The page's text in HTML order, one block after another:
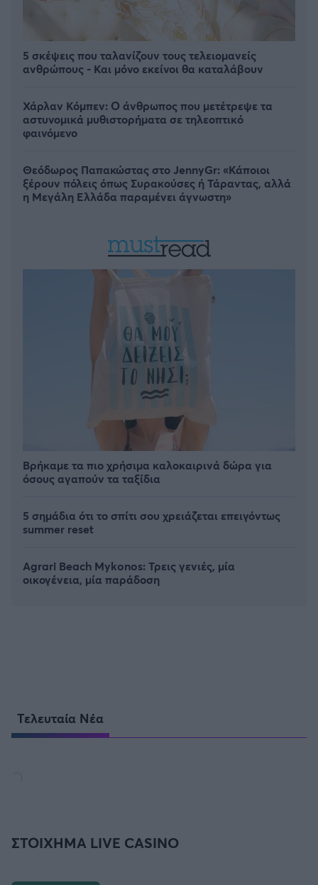
5 σκέψεις που ταλανίζουν τους τελειομανείς
ανθρώπους - Και μόνο εκείνοι θα καταλάβουν
Χάρλαν Κόμπεν: Ο άνθρωπος που μετέτρεψε τα
αστυνομικά μυθιστορήματα σε τηλεοπτικό
φαινόμενο
Θεόδωρος Παπακώστας στο JennyGr: «Κάποιοι
ξέρουν πόλεις όπως Συρακούσες ή Τάραντας, αλλά
η Μεγάλη Ελλάδα παραμένει άγνωστη»
Βρήκαμε τα πιο χρήσιμα καλοκαιρινά δώρα για
όσους αγαπούν τα ταξίδια
5 σημάδια ότι το σπίτι σου χρειάζεται επειγόντως
summer reset
Agrari Beach Mykonos: Τρεις γενιές, μία
οικογένεια, μία παράδοση
Τελευταία Νέα
ΣΤΟΙΧΗΜΑ LIVE CASINO